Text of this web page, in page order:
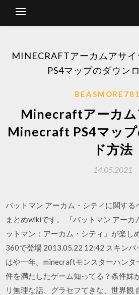
MINECRAFTアーカムアサ
PS4マップのダウン
Minecraftアーカム
Minecraft PS4マッ
ド方法
14.05.2021
バットマン アーカム・シティに関する
まとめwikiです。 『バットマン アー
ットマン：アーカム・シティ』が楽し
360で登場 2013.05.22 12:42 スキンパ
はや一年。minecraftモンスターハン
件を満たしたゲーム知ってる？条件妹
リ無理な話、グラセフてきな、世界観